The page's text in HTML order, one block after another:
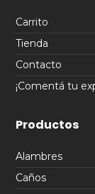
Carrito
Tienda
Contacto
¡Comentá tu
Productos
Alambres
Caños